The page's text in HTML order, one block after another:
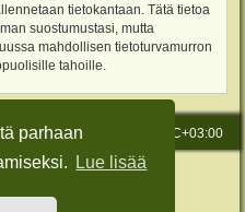
parhaan
Lue lisää
tietokantaan. Tätä tietoa
suostumustasi, mutta
mahdollisen tietoturvamurron
tahoille.
Kaikki ajat ovat UTC+03:00
Software © phpBB Limited